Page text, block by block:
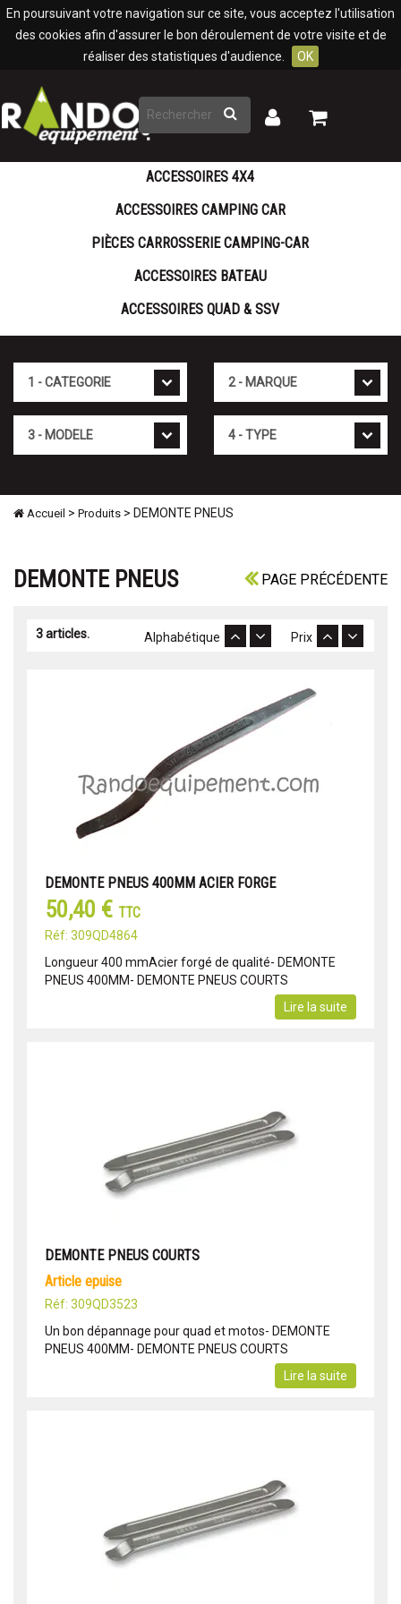
En poursuivant votre navigation sur ce site, vous acceptez l'utilisation
des cookies afin d'assurer le bon déroulement de votre visite et de
réaliser des statistiques d'audience.
OK
Rechercher
Mon
Mon
ACCESSOIRES 4X4
ACCESSOIRES CAMPING CAR
PIÈCES CARROSSERIE CAMPING-CAR
ACCESSOIRES BATEAU
ACCESSOIRES QUAD & SSV
Accueil > Produits > DEMONTE PNEUS
PAGE PRÉCÉDENTE
DEMONTE PNEUS
3 articles. Prix
Alphabétique
DEMONTE PNEUS 400MM ACIER FORGE
50,40 € TTC
Réf: 309QD4864
Longueur 400 mmAcier forgé de qualité- DEMONTE
PNEUS 400MM- DEMONTE PNEUS COURTS
Lire la suite
DEMONTE PNEUS COURTS
article epuise
Réf: 309QD3523
Un bon dépannage pour quad et motos- DEMONTE
PNEUS 400MM- DEMONTE PNEUS COURTS
Lire la suite
Panneau de gestion des cookies